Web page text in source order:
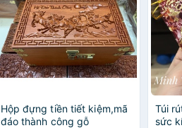
Hộp đựng tiền tiết kiệm,mã
đáo thành công gỗ
Túi
sức